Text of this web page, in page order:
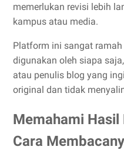
memerlukan revisi lebih
kampus atau media.
Platform ini sangat
digunakan oleh siapa
atau penulis blog yang
original dan tidak
Memahami Hasil
Cara